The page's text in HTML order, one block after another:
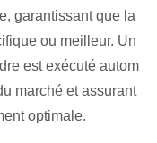
garantissant que la
ou meilleur. Un
est exécuté autom
marché et assurant
optimale.